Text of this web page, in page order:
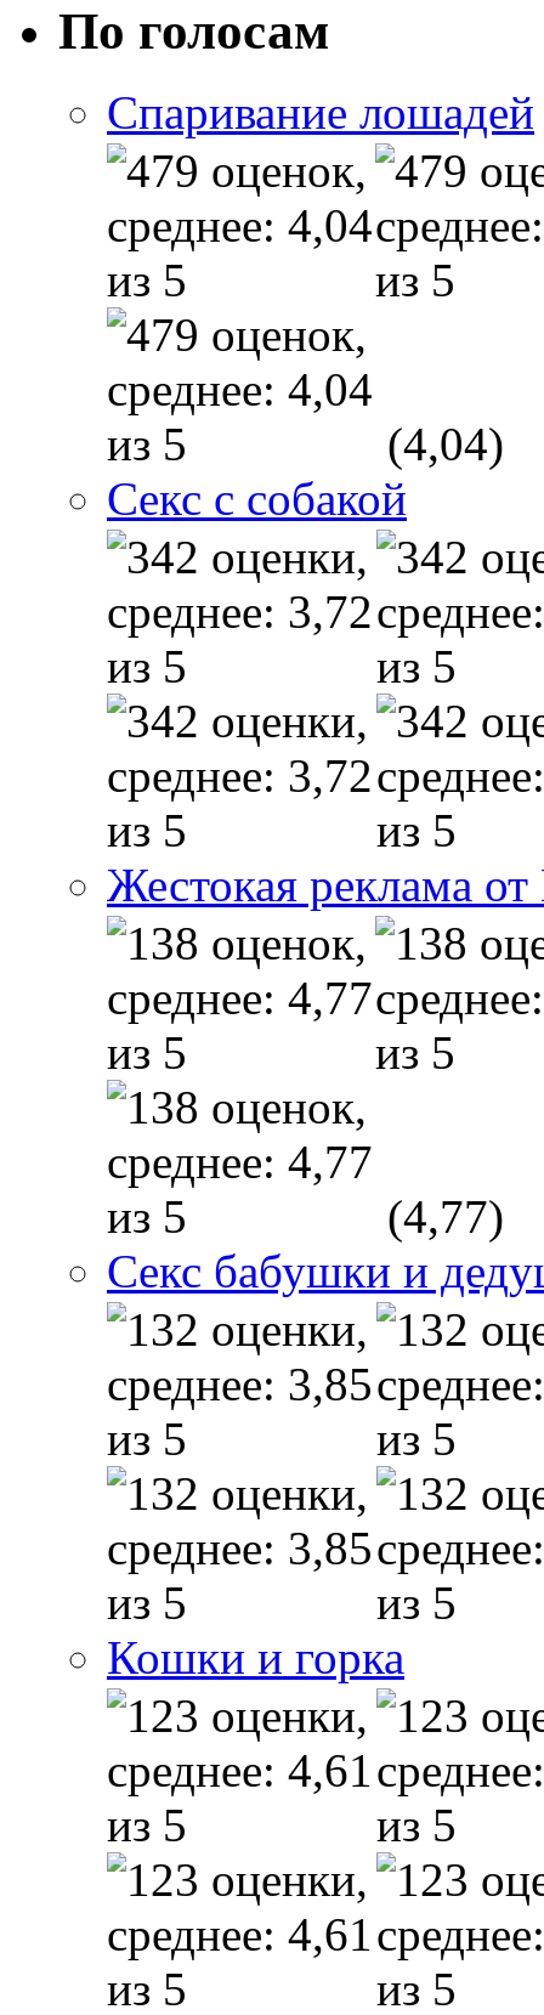
По голосам
Спаривание лошадей
(4,04)
Секс с собакой
Жестокая реклама
(4,77)
Секс бабушки и
Кошки и горка